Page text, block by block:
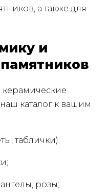
а также для
и
керамические
каталог к вашим
таблички);
розы;